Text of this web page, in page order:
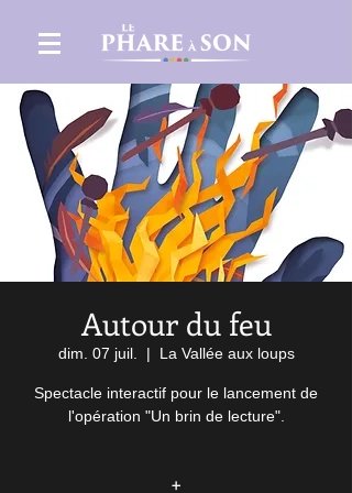
Autour du feu
dim. 07 juil.
  |
La Vallée aux loups
Spectacle interactif pour le lancement de
l'opération "Un brin de lecture".
+